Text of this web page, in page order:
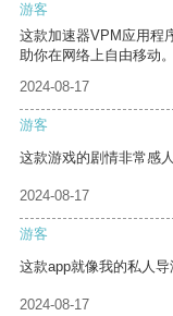
游客
这款加速器VPM应用程
助你在网络上自由移动。
2024-08-17
游客
这款游戏的剧情非常感
2024-08-17
游客
这款app就像我的私人导
2024-08-17